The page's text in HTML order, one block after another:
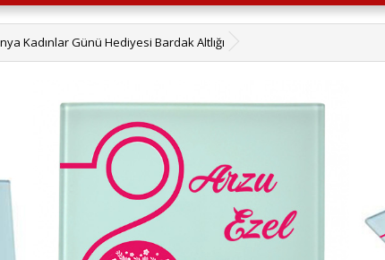
Kadınlar Günü Hediyesi Bardak Altlığı